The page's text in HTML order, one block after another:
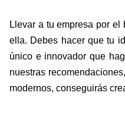
Llevar a tu empresa por
ella. Debes hacer que tu
único e innovador que
nuestras
modernos, conseguirás